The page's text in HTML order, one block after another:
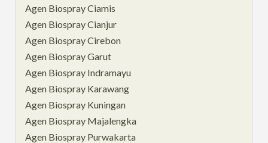
Agen Biospray Ciamis
Agen Biospray Cianjur
Agen Biospray Cirebon
Agen Biospray Garut
Agen Biospray Indramayu
Agen Biospray Karawang
Agen Biospray Kuningan
Agen Biospray Majalengka
Agen Biospray Purwakarta